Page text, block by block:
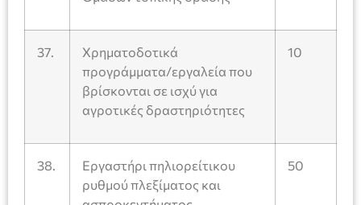
37.
Χρηματοδοτικά
προγράμματα/εργαλεία που
βρίσκονται σε ισχύ για
αγροτικές δραστηριότητες
10
38.
Εργαστήρι πηλιορείτικου
ρυθμού πλεξίματος και
50